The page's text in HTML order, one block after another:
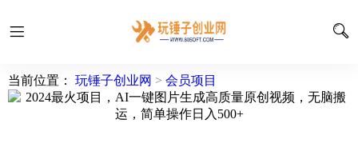
当前位置： 玩锤子创业网 > 会员项目